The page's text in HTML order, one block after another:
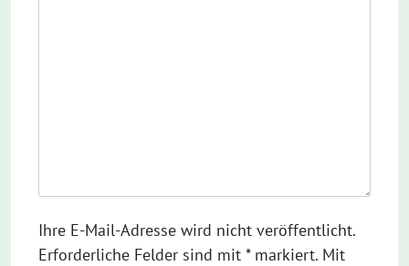
Ihre E-Mail-Adresse wird nicht veröffentlicht.
Erforderliche Felder sind mit * markiert. Mit